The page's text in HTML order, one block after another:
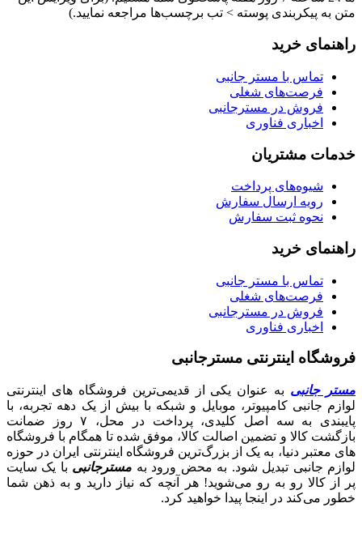
متن به پیکربندی پوسته > تب برچسب‌ها مراجعه نمایید.)
راهنمای خرید
تماس با مستر جانبی
فرصت‌های شغلی
فروش در مسترجانبی
اخباری فناوری
خدمات مشتریان
شیوه‌های پرداخت
رویه ارسال سفارش
نحوه ثبت سفارش
راهنمای خرید
تماس با مستر جانبی
فرصت‌های شغلی
فروش در مسترجانبی
اخباری فناوری
فروشگاه اینترنتی مسترجانبی
مستر جانبی به عنوان یکی از قدیمی‌ترین فروشگاه های اینترنتی
لوازم جانبی کامپیوتر، موبایل و شبکه با بیش از یک دهه تجربه، با
پایبندی به سه اصل کلیدی، پرداخت در محل، ۷ روز ضمانت
بازگشت کالا و تضمین اصالت کالا، موفق شده تا همگام با فروشگاه‌
های معتبر دنیا، به یک از بزرگ‌ترین فروشگاه اینترنتی ایران در حوزه
لوازم جانبی تبدیل شود. به محض ورود به مسترجانبی با یک سایت
پر از کالا رو به رو می‌شوید! هر آنچه که نیاز دارید و به ذهن شما
خطور می‌کند در اینجا پیدا خواهید کرد.